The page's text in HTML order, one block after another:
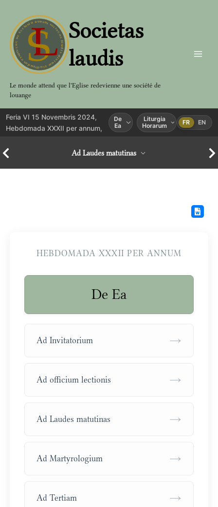
contenu
Societas
laudis
Le monde attend que l'Eglise redevienne une société de
louange
Feria VI 15 Novembris 2024,
Hebdomada XXXII per annum,
De
Ea
Liturgia
Horarum
FR EN
Ad Laudes matutinas
HEBDOMADA XXXII PER ANNUM
De Ea
Ad Invitatorium →
Ad officium lectionis →
Ad Laudes matutinas →
Ad Martyrologium →
Ad Tertiam →